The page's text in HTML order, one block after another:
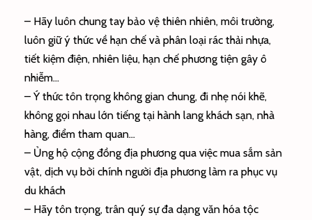
– Hãy luôn chung tay bảo vệ thiên nhiên, môi trường,
luôn giữ ý thức về hạn chế và phân loại rác thải nhựa,
tiết kiệm điện, nhiên liệu, hạn chế phương tiện gây ô
nhiễm…
– Ý thức tôn trọng không gian chung, đi nhẹ nói khẽ,
không gọi nhau lớn tiếng tại hành lang khách sạn, nhà
hàng, điểm tham quan…
– Ủng hộ cộng đồng địa phương qua việc mua sắm sản
vật, dịch vụ bởi chính người địa phương làm ra phục vụ
du khách
– Hãy tôn trọng, trân quý sự đa dạng văn hóa tộc